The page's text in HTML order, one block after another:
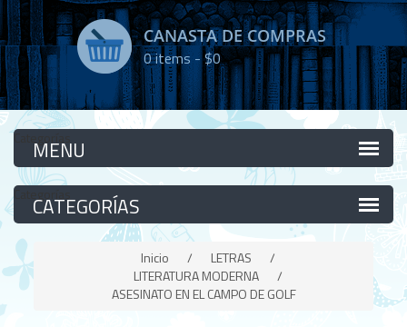
CANASTA DE COMPRAS
0items -$0
Categorías
Categorías
Inicio / LETRAS
/
LITERATURA MODERNA
/
ASESINATO EN EL CAMPO DE GOLF